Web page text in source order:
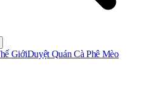
GiớiDuyệt Quán Cà Phê Mèo